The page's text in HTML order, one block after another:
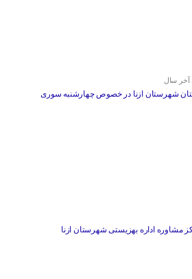
آخر سال
شهرستان ازنا در خصوص چهارشنبه ‌سوری
مشاوره اداره بهزیستی شهرستان ازنا